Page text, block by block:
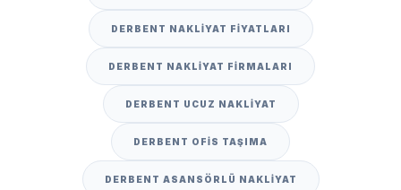
DERBENT NAKLIYAT FIYATLARI
DERBENT NAKLIYAT FIRMALARI
DERBENT UCUZ NAKLIYAT
DERBENT OFIS TAŞIMA
DERBENT ASANSÖRLÜ NAKLIYAT